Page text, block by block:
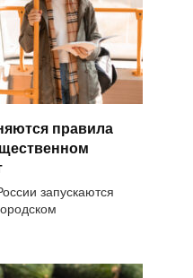
правила
запускаются